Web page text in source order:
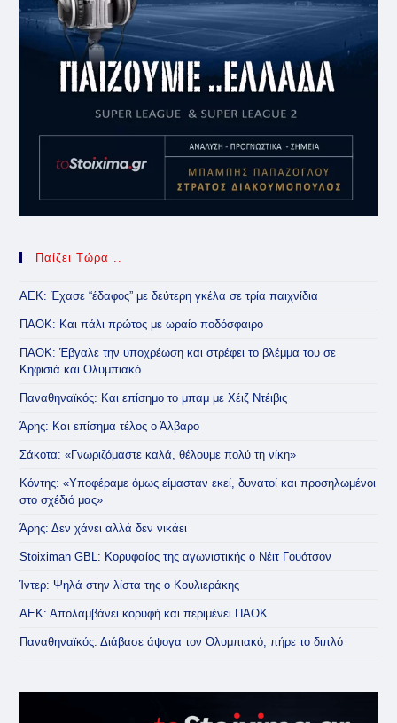
Παίζει Τώρα ..
ΑΕΚ: Έχασε “έδαφος” με δεύτερη γκέλα σε τρία παιχνίδια
ΠΑΟΚ: Και πάλι πρώτος με ωραίο ποδόσφαιρο
ΠΑΟΚ: Έβγαλε την υποχρέωση και στρέφει το βλέμμα του σε
Κηφισιά και Ολυμπιακό
Παναθηναϊκός: Και επίσημο το μπαμ με Χέιζ Ντέιβις
Άρης: Και επίσημα τέλος ο Άλβαρο
Σάκοτα: «Γνωριζόμαστε καλά, θέλουμε πολύ τη νίκη»
Κόντης: «Υποφέραμε όμως είμασταν εκεί, δυνατοί και προσηλωμένοι
στο σχέδιό μας»
Άρης: Δεν χάνει αλλά δεν νικάει
Stoiximan GBL: Κορυφαίος της αγωνιστικής ο Νέιτ Γουότσον
Ίντερ: Ψηλά στην λίστα της ο Κουλιεράκης
ΑΕΚ: Απολαμβάνει κορυφή και περιμένει ΠΑΟΚ
Παναθηναϊκός: Διάβασε άψογα τον Ολυμπιακό, πήρε το διπλό